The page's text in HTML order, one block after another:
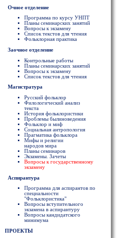
Очное отделение
Программа по курсу УНПТ
Планы семинарских занятий
Вопросы к экзамену
Список текстов для чтения
Фольклорная практика
Заочное отделение
Контрольные работы
Планы семинарских занятий
Вопросы к экзамену
Список текстов для чтения
Магистратура
Русский фольклор
Филологический анализ
текста
История фольклористики
Проблемы былиноведения
Фольклор и миф
Социальная антропология
Прагматика фольклора
Мифы и религии
народов мира
Планы семинаров
Экзамены. Зачеты
Вопросы к государственному
экзамену
Аспирантура
Программа для аспирантов по
специальности
"Фольклористика"
Вопросы вступительного
экзамена в аспирантуру
Вопросы кандидатского
минимума
ПРОЕКТЫ